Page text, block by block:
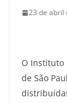
23 de abril
O Instituto
de São